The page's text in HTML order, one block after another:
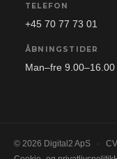
TELEFON
+45 70 77 73 01
ÅBNINGSTIDER
Man–fre 9.00–16.00
© 2026 Digital2 ApS ·